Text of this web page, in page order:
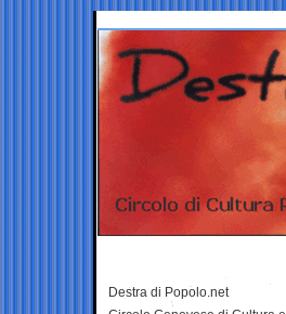
Destra di Popolo.net